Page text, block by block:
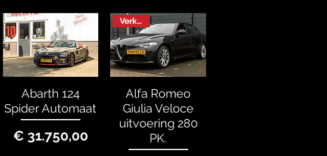
Abarth 124
Spider Automaat
Prijs
€ 31.750,00
Verkocht
Alfa Romeo
Giulia Veloce
uitvoering 280
PK.